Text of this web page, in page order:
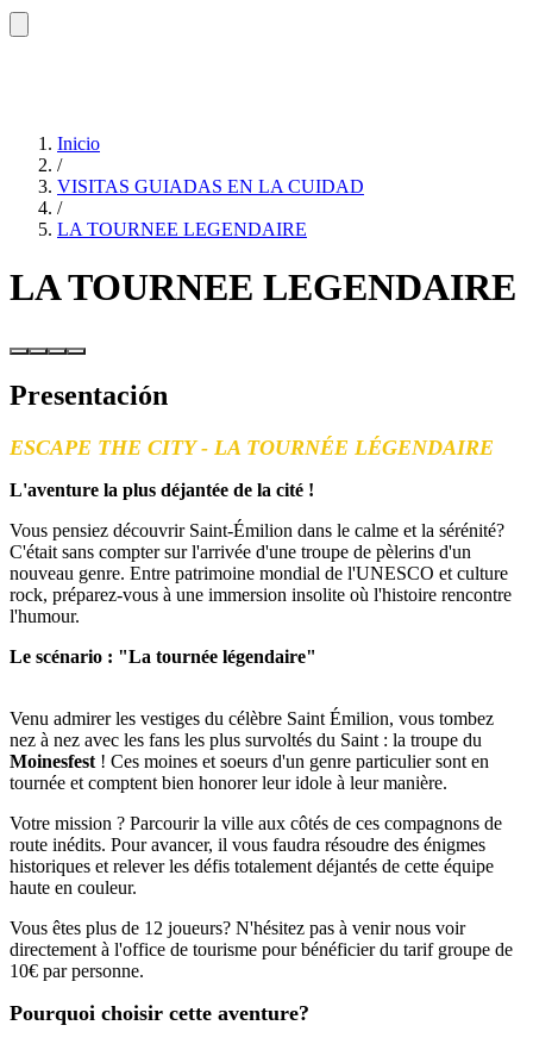
Inicio
/
VISITAS GUIADAS EN LA CUIDAD
/
LA TOURNEE LEGENDAIRE
LA TOURNEE LEGENDAIRE
Presentación
ESCAPE THE CITY - LA TOURNÉE LÉGENDAIRE
L'aventure la plus déjantée de la cité !
Vous pensiez découvrir Saint-Émilion dans le calme et la sérénité?
C'était sans compter sur l'arrivée d'une troupe de pèlerins d'un
nouveau genre. Entre patrimoine mondial de l'UNESCO et culture
rock, préparez-vous à une immersion insolite où l'histoire rencontre
l'humour.
Le scénario : "La tournée légendaire"
Venu admirer les vestiges du célèbre Saint Émilion, vous tombez
nez à nez avec les fans les plus survoltés du Saint : la troupe du
Moinesfest ! Ces moines et soeurs d'un genre particulier sont en
tournée et comptent bien honorer leur idole à leur manière.
Votre mission ? Parcourir la ville aux côtés de ces compagnons de
route inédits. Pour avancer, il vous faudra résoudre des énigmes
historiques et relever les défis totalement déjantés de cette équipe
haute en couleur.
Vous êtes plus de 12 joueurs? N'hésitez pas à venir nous voir
directement à l'office de tourisme pour bénéficier du tarif groupe de
10€ par personne.
Pourquoi choisir cette aventure?